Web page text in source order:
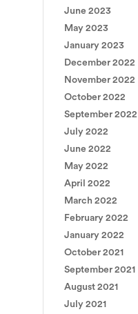
June 2023
May 2023
January 2023
December 2022
November 2022
October 2022
September 2022
July 2022
June 2022
May 2022
April 2022
March 2022
February 2022
January 2022
October 2021
September 2021
August 2021
July 2021